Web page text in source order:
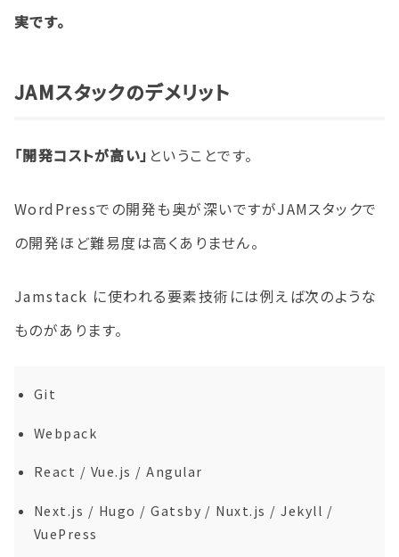
実です。
JAMスタックのデメリット
「開発コストが高い」 ということです。
WordPressでの開発も奥が深いですがJAMスタックで
の開発ほど難易度は高くありません。
Jamstack に使われる要素技術には例えば次のような
ものがあります。
Git
Webpack
React / Vue.js / Angular
Next.js / Hugo / Gatsby / Nuxt.js / Jekyll /
VuePress